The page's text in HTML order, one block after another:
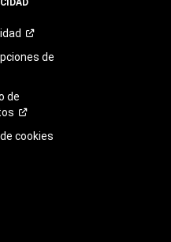
de
de
cookies